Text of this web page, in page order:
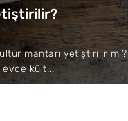
mantarı yetiştirilir mi?
evde kült...
Nasıl
mantarı nedir, evde
mantarı (kavak) nasıl
İstiridye
faydaları nelerdir?